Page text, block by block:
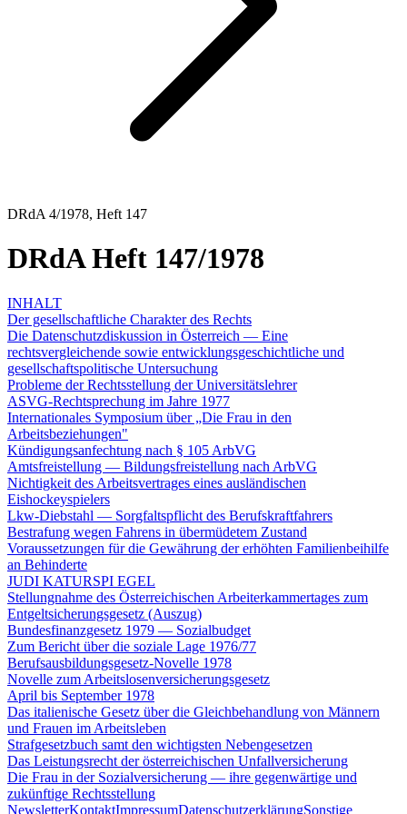
DRdA 4/1978, Heft 147
DRdA Heft 147/1978
INHALT
Der gesellschaftliche Charakter des Rechts
Die Datenschutzdiskussion in Österreich — Eine
rechtsvergleichende sowie entwicklungsgeschichtliche und
gesellschaftspolitische Untersuchung
Probleme der Rechtsstellung der Universitätslehrer
ASVG-Rechtsprechung im Jahre 1977
Internationales Symposium über „Die Frau in den
Arbeitsbeziehungen"
Kündigungsanfechtung nach § 105 ArbVG
Amtsfreistellung — Bildungsfreistellung nach ArbVG
Nichtigkeit des Arbeitsvertrages eines ausländischen
Eishockeyspielers
Lkw-Diebstahl — Sorgfaltspflicht des Berufskraftfahrers
Bestrafung wegen Fahrens in übermüdetem Zustand
Voraussetzungen für die Gewährung der erhöhten Familienbeihilfe
an Behinderte
JUDI KATURSPI EGEL
Stellungnahme des Österreichischen Arbeiterkammertages zum
Entgeltsicherungsgesetz (Auszug)
Bundesfinanzgesetz 1979 — Sozialbudget
Zum Bericht über die soziale Lage 1976/77
Berufsausbildungsgesetz-Novelle 1978
Novelle zum Arbeitslosenversicherungsgesetz
April bis September 1978
Das italienische Gesetz über die Gleichbehandlung von Männern
und Frauen im Arbeitsleben
Strafgesetzbuch samt den wichtigsten Nebengesetzen
Das Leistungsrecht der österreichischen Unfallversicherung
Die Frau in der Sozialversicherung — ihre gegenwärtige und
zukünftige Rechtsstellung
NewsletterKontaktImpressumDatenschutzerklärungSonstige